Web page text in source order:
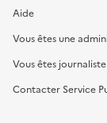
Aide
Vous êtes une
Vous êtes
Contacter Service